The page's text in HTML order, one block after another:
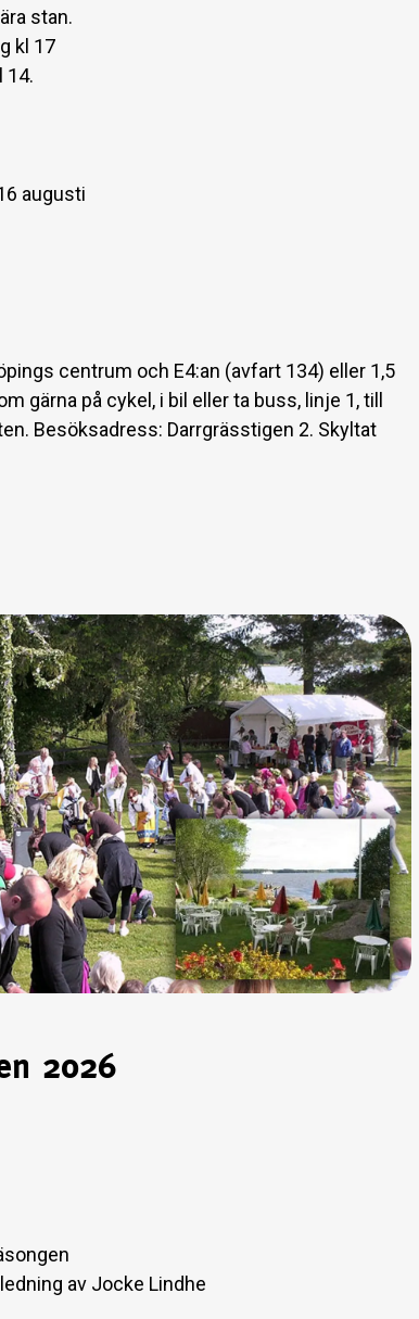
stan.
kl 17
14.
augusti
centrum och E4:an (avfart 134) eller 1,5
gärna på cykel, i bil eller ta buss, linje 1, till
Besöksadress: Darrgrässtigen 2. Skyltat
2026
av Jocke Lindhe